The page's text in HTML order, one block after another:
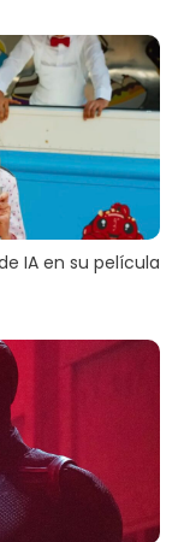
IA en su película